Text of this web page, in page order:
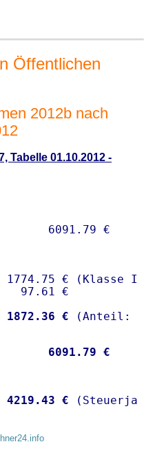
Öffentlichen
2012b nach
Tabelle 01.10.2012 -
€ (Klasse I)
97.61 €
1872.36 €
6091.79 €
4219.43 €